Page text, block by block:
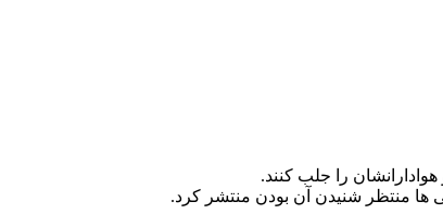
را جلب کنند.
ها منتظر شنیدن آن بودن منتشر کرد.